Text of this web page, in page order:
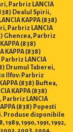
Parbriz LANCIA
Dealul Spirii,
KAPPA (838)
Parbriz LANCIA
Ghencea, Parbriz
(838)
KAPPA (838)
Parbriz LANCIA
Drumul Taberei,
Ilfov: Parbriz
(838) Buftea,
KAPPA (838)
Parbriz LANCIA
(838) Popesti
Produse disponibile
1989, 1990, 1991, 1992,
2002, 2003, 2004,